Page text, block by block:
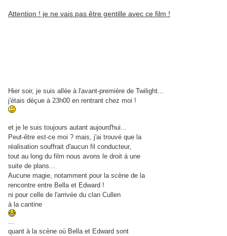
Attention ! je ne vais pas être gentille avec ce film !
Hier soir, je suis allée à l'avant-première de Twilight...
j'étais déçue à 23h00 en rentrant chez moi !
et je le suis toujours autant aujourd'hui...
Peut-être est-ce moi ? mais, j'ai trouvé que la
réalisation souffrait d'aucun fil conducteur,
tout au long du film nous avons le droit à une
suite de plans...
Aucune magie, notamment pour la scène de la
rencontre entre Bella et Edward !
ni pour celle de l'arrivée du clan Cullen
à la cantine
...
quant à la scène où Bella et Edward sont